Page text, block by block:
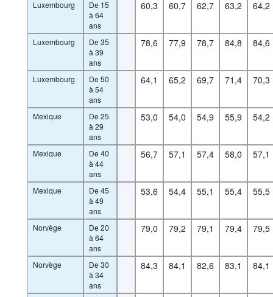
Luxembourg
De 15
à 64
ans
60,3 60,7 62,7 63,2 64,2
Luxembourg
De 35
à 39
ans
78,6 77,9 78,7 84,8 84,6
Luxembourg
De 50
à 54
ans
64,1 65,2 69,7 71,4 70,3
Mexique
De 25
à 29
ans
53,0 54,0 54,9 55,9 54,2
Mexique
De 40
à 44
ans
56,7 57,1 57,4 58,0 57,1
Mexique
De 45
à 49
ans
53,6 54,4 55,1 55,4 55,5
Norvège
De 20
à 64
ans
79,0 79,2 79,1 79,4 79,5
Norvège
De 30
à 34
ans
84,3 84,1 82,6 83,1 84,1